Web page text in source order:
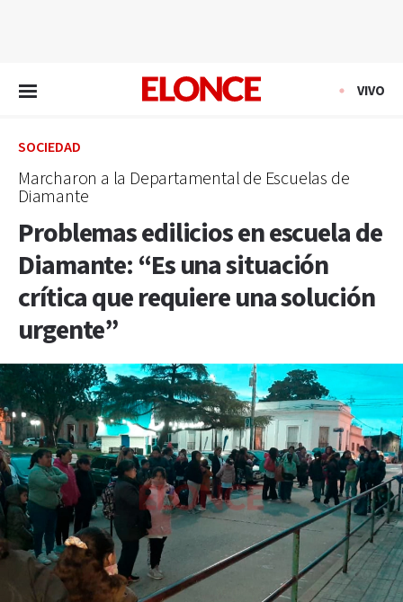
VIVO
SOCIEDAD
Marcharon a la Departamental de Escuelas de
Diamante
Problemas edilicios en escuela de
Diamante: “Es una situación
crítica que requiere una solución
urgente”